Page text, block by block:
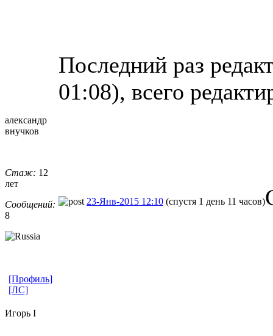
Последний раз
01:08), всего
александр
внучков
Стаж: 12
лет
Сообщений:
8
23-Янв-2015 12:10 (спустя 1 день 11 часов)
[Профиль]
[ЛС]
Игорь I